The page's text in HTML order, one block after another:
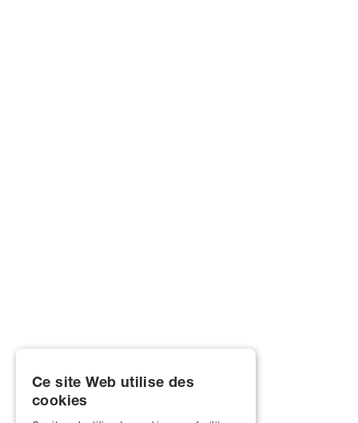
Ce site Web utilise des
cookies